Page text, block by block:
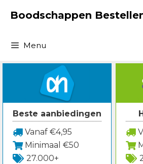
naarBoodschappen
Menu
Beste aanbiedingen
Vanaf €4,95
Minimaal €50
27.000+